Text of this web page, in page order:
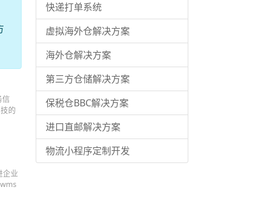
信
的
企业
快递打单系统
虚拟海外仓解决方案
海外仓解决方案
第三方仓储解决方案
保税仓BBC解决方案
进口直邮解决方案
物流小程序定制开发